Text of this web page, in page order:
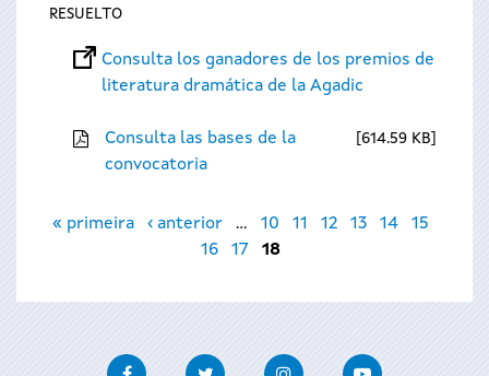
RESUELTO
Consulta los ganadores de los premios de
literatura dramática de la Agadic
Consulta las bases de la
convocatoria
614.59 KB
Páginas
« primeira ‹ anterior … 10 11 12 13 14
15
16
17 18
FacebookTwitter InstagramYoutube